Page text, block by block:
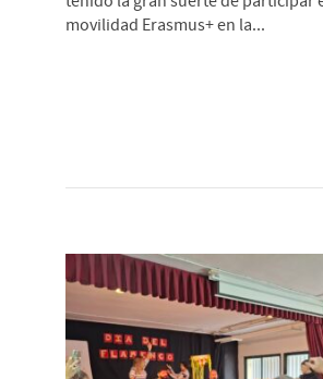
movilidad Erasmus+ en la...